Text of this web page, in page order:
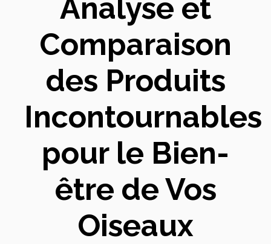
Analyse et
Comparaison
des Produits
Incontournables
pour le Bien-
être de Vos
Oiseaux